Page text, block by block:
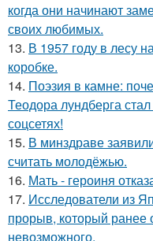
когда они начинают
своих любимых.
13. В 1957 году в лесу
коробке.
14. Поэзия в камне:
Теодора лундберга
соцсетях!
15. В минздраве
считать молодёжью.
16. Мать - героиня
17. Исследователи из
прорыв, который ранее
невозможного.